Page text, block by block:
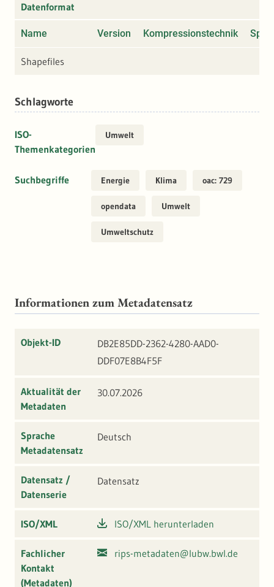
Datenformat
Name Version Kompressionstechnik
Shapefiles
Schlagworte
ISO-
Themenkategorien
Umwelt
Suchbegriffe Energie Klima oac: 729
opendata Umwelt
Umweltschutz
Informationen zum Metadatensatz
Objekt-ID
DB2E85DD-2362-4280-AAD0-
DDF07E8B4F5F
Aktualität der
Metadaten
30.07.2026
Sprache
Metadatensatz
Deutsch
Datensatz /
Datenserie
Datensatz
ISO/XML ISO/XML herunterladen
Fachlicher
Kontakt
(Metadaten)
rips-metadaten@lubw.bwl.de